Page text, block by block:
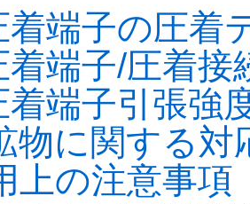
着端子の圧着
着端子/圧着
着端子引張強
物に関する
上の注意事項